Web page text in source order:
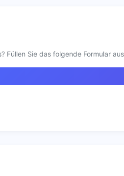
Füllen Sie das folgende Formular